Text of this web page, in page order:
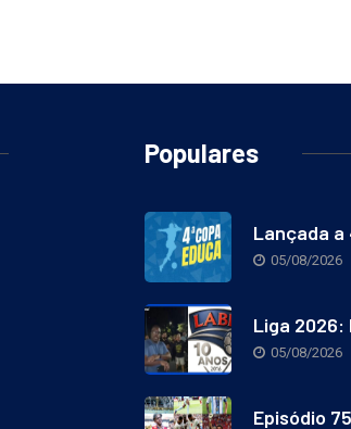
Populares
Lançada a
05/08/2026
Liga 2026:
05/08/2026
Episódio